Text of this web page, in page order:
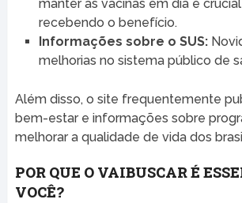
manter as vacinas em dia é
recebendo o benefício.
Informações sobre o SUS:
melhorias no sistema público de
Além disso, o site frequentemente
bem-estar e informações sobre
melhorar a qualidade de vida dos
POR QUE O VAIBUSCAR É
VOCÊ?